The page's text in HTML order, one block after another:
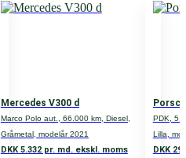
Mercedes V300 d
Marco Polo aut., 66.000 km, Diesel,
Gråmetal, modelår 2021
DKK 5.332 pr. md. ekskl. moms
PDK,
Lilla,
DKK